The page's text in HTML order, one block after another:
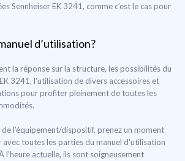
Sennheiser EK 3241, comme c’est le cas pour
d’utilisation?
la réponse sur la structure, les possibilités du
3241, l'utilisation de divers accessoires et
pour profiter pleinement de toutes les
l’équipement/dispositif, prenez un moment
toutes les parties du manuel d'utilisation
l'heure actuelle, ils sont soigneusement